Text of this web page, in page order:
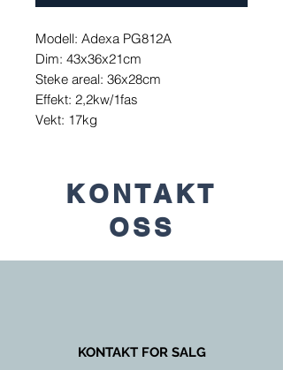
Modell: Adexa PG812A
Dim: 43x36x21cm
Steke areal: 36x28cm
Effekt: 2,2kw/1fas
Vekt: 17kg
KONTAKT
OSS
KONTAKT FOR SALG